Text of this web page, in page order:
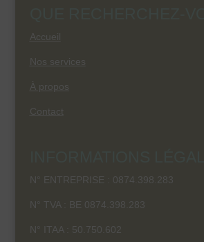
Accueil
Nos services
À propos
Contact
N° ENTREPRISE : 0874.398.283
N° TVA : BE 0874.398.283
N° ITAA : 50.750.602